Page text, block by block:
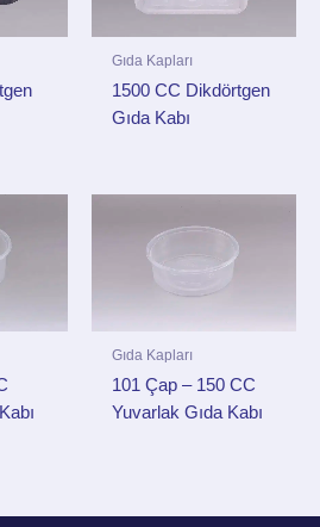
Gıda Kapları
1500 CC Dikdörtgen
Gıda Kabı
Gıda Kapları
101 Çap – 150 CC
Yuvarlak Gıda Kabı